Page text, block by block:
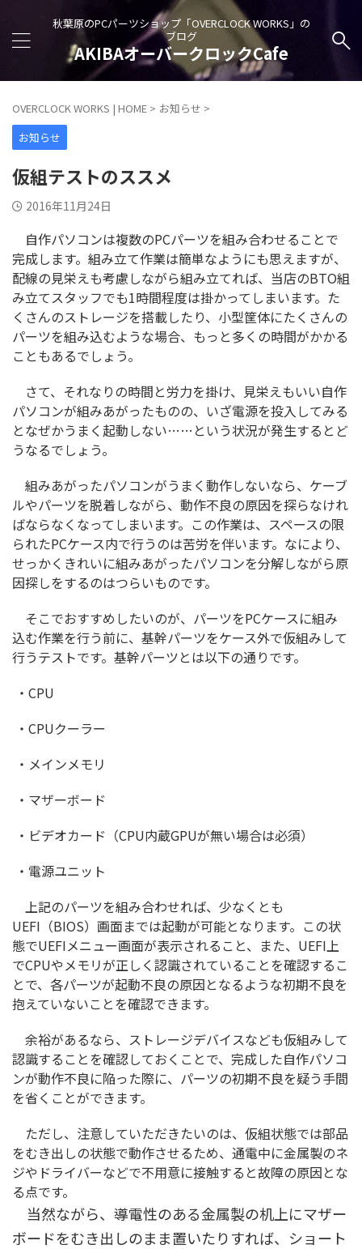
秋葉原のPCパーツショップ「OVERCLOCK WORKS」の
ブログ
AKIBAオーバークロックCafe
OVERCLOCK WORKS | HOME > お知らせ >
お知らせ
仮組テストのススメ
2016年11月24日
自作パソコンは複数のPCパーツを組み合わせることで
完成します。組み立て作業は簡単なようにも思えますが、
配線の見栄えも考慮しながら組み立てれば、当店のBTO組
み立てスタッフでも1時間程度は掛かってしまいます。た
くさんのストレージを搭載したり、小型筐体にたくさんの
パーツを組み込むような場合、もっと多くの時間がかかる
こともあるでしょう。
さて、それなりの時間と労力を掛け、見栄えもいい自作
パソコンが組みあがったものの、いざ電源を投入してみる
となぜかうまく起動しない……という状況が発生するとど
うなるでしょう。
組みあがったパソコンがうまく動作しないなら、ケーブ
ルやパーツを脱着しながら、動作不良の原因を探らなけれ
ばならなくなってしまいます。この作業は、スペースの限
られたPCケース内で行うのは苦労を伴います。なにより、
せっかくきれいに組みあがったパソコンを分解しながら原
因探しをするのはつらいものです。
そこでおすすめしたいのが、パーツをPCケースに組み
込む作業を行う前に、基幹パーツをケース外で仮組みして
行うテストです。基幹パーツとは以下の通りです。
・CPU
・CPUクーラー
・メインメモリ
・マザーボード
・ビデオカード（CPU内蔵GPUが無い場合は必須）
・電源ユニット
上記のパーツを組み合わせれば、少なくとも
UEFI（BIOS）画面までは起動が可能となります。この状
態でUEFIメニュー画面が表示されること、また、UEFI上
でCPUやメモリが正しく認識されていることを確認するこ
とで、各パーツが起動不良の原因となるような初期不良を
抱えていないことを確認できます。
余裕があるなら、ストレージデバイスなども仮組みして
認識することを確認しておくことで、完成した自作パソコ
ンが動作不良に陥った際に、パーツの初期不良を疑う手間
を省くことができます。
ただし、注意していただきたいのは、仮組状態では部品
をむき出しの状態で動作させるため、通電中に金属製のネ
ジやドライバーなどで不用意に接触すると故障の原因とな
る点です。
当然ながら、導電性のある金属製の机上にマザー
ボードをむき出しのまま置いたりすれば、ショート